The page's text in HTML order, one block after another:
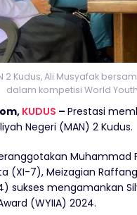
2 Kudus, Ali Musyafak
dalam kompetisi World
KUDUS – Prestasi
Negeri (MAN) 2 Kudus.
Muhammad
(XI-7), Meizagian
sukses mengamankan
(WYIIA) 2024.